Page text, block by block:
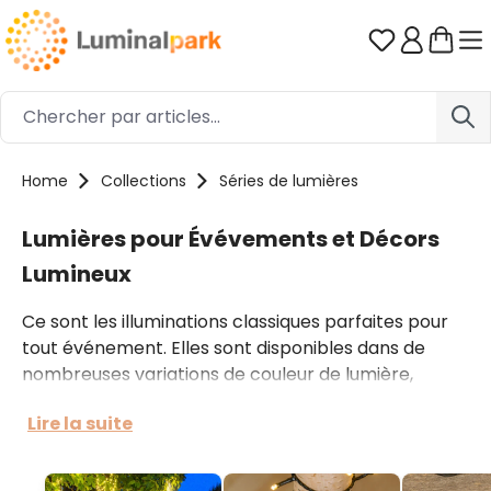
Passer au contenu principal Vous avez
Home Collections Séries de lumières
Lumières pour Évévements et Décors
Lumineux
Ce sont les illuminations classiques parfaites pour
tout événement. Elles sont disponibles dans de
nombreuses variations de couleur de lumière,
minuterie ou une télécommande. Souvent, à basse
rend sûres dans l'environnement domestique. Les
Lire la suite